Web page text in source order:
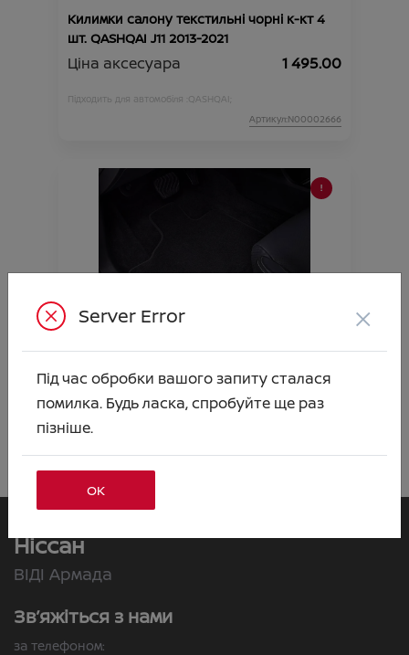
Килимки салону текстильні чорні к-кт 4
шт. QASHQAI J11 2013-2021
Ціна аксесуара 1 495.00
Підходить для автомобіля : QASHQAI;
Артикул:N00002666
Килимки салону текстильні чорні, к-кт 4
шт., X-Trail T33 MHEV
Ціна аксесуара 4 880.00
Артикул:N00002705
Ніссан
ВІДІ Армада
Зв’яжіться з нами
за телефоном:
Server Error ×
Під час обробки вашого запиту сталася
помилка. Будь ласка, спробуйте ще раз
пізніше.
ОК